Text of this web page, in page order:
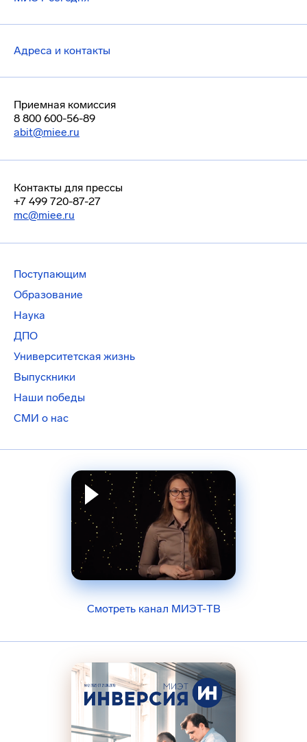
Адреса и контакты
Приемная комиссия
8 800 600-56-89
abit@miee.ru
Контакты для прессы
+7 499 720-87-27
mc@miee.ru
Поступающим
Образование
Наука
ДПО
Университетская жизнь
Выпускники
Наши победы
СМИ о нас
Смотреть канал МИЭТ-ТВ